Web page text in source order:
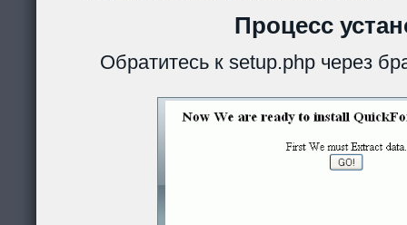
Процесс
Обратитесь к setup.php через